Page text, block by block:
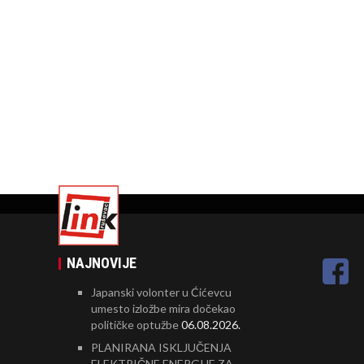
NAJNOVIJE
Japanski volonter u Ćićevcu
umesto izložbe mira dočekao
političke optužbe06.08.2026.
PLANIRANA ISKLJUČENJA